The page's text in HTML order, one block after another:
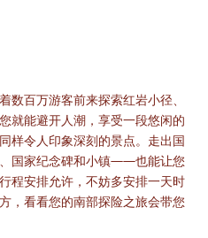
数百万游客前来探索红岩小径、
就能避开人潮，享受一段悠闲的
样令人印象深刻的景点。走出国
国家纪念碑和小镇——也能让您
程安排允许，不妨多安排一天时
，看看您的南部探险之旅会带您